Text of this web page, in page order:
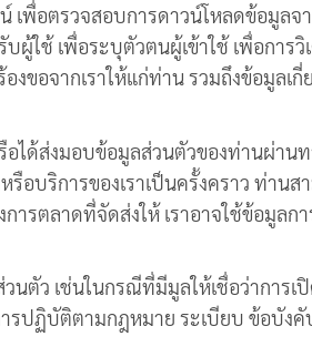
เพื่อตรวจสอบการดาวน์โหลดข้อมู
ใช้ เพื่อระบุตัวตนผู้เข้าใช้ เพื่อการ
อจากเราให้แก่ท่าน รวมถึงข้อมูลเกี่
ด้ส่งมอบข้อมูลส่วนตัวของท่านผ่านท
อบริการของเราเป็นครั้งคราว ท่าน
รตลาดที่จัดส่งให้ เราอาจใช้ข้อมูลก
ว เช่นในกรณีที่มีมูลให้เชื่อว่าการเ
ปฏิบัติตามกฎหมาย ระเบียบ ข้อบังคั